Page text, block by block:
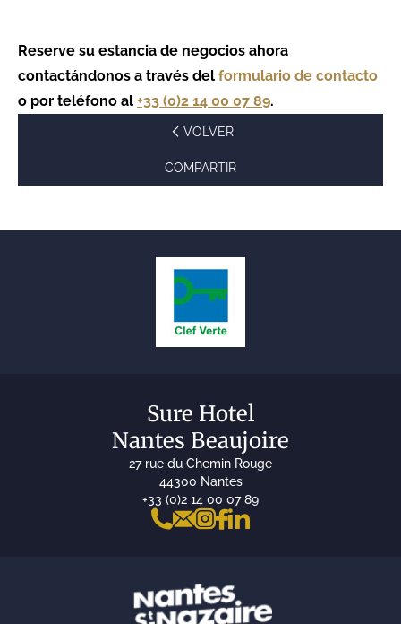
Reserve su estancia de negocios ahora
contactándonos a través del formulario de contacto
o por teléfono al +33 (0)2 14 00 07 89.
VOLVER
COMPARTIR
Sure Hotel
Nantes Beaujoire
27 rue du Chemin Rouge
44300 Nantes
+33 (0)2 14 00 07 89